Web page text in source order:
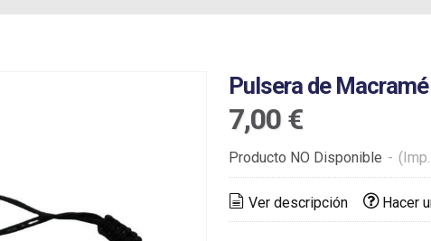
Pulsera de
7,00 €
Producto NO Disponible -
Ver descripción Hacer